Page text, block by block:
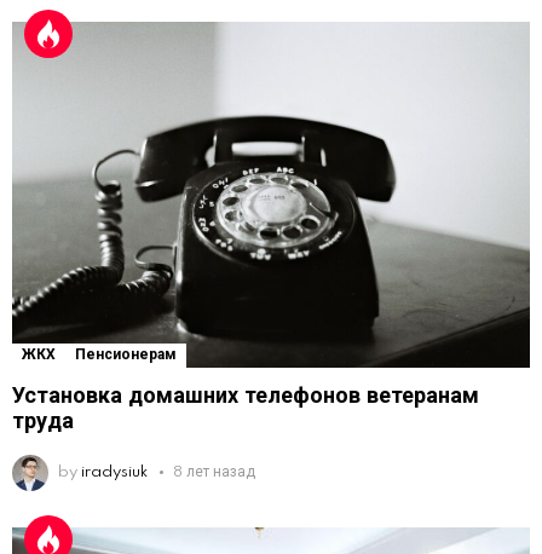
ЖКХ Пенсионерам
Установка домашних телефонов ветеранам
труда
by iradysiuk 8 лет назад